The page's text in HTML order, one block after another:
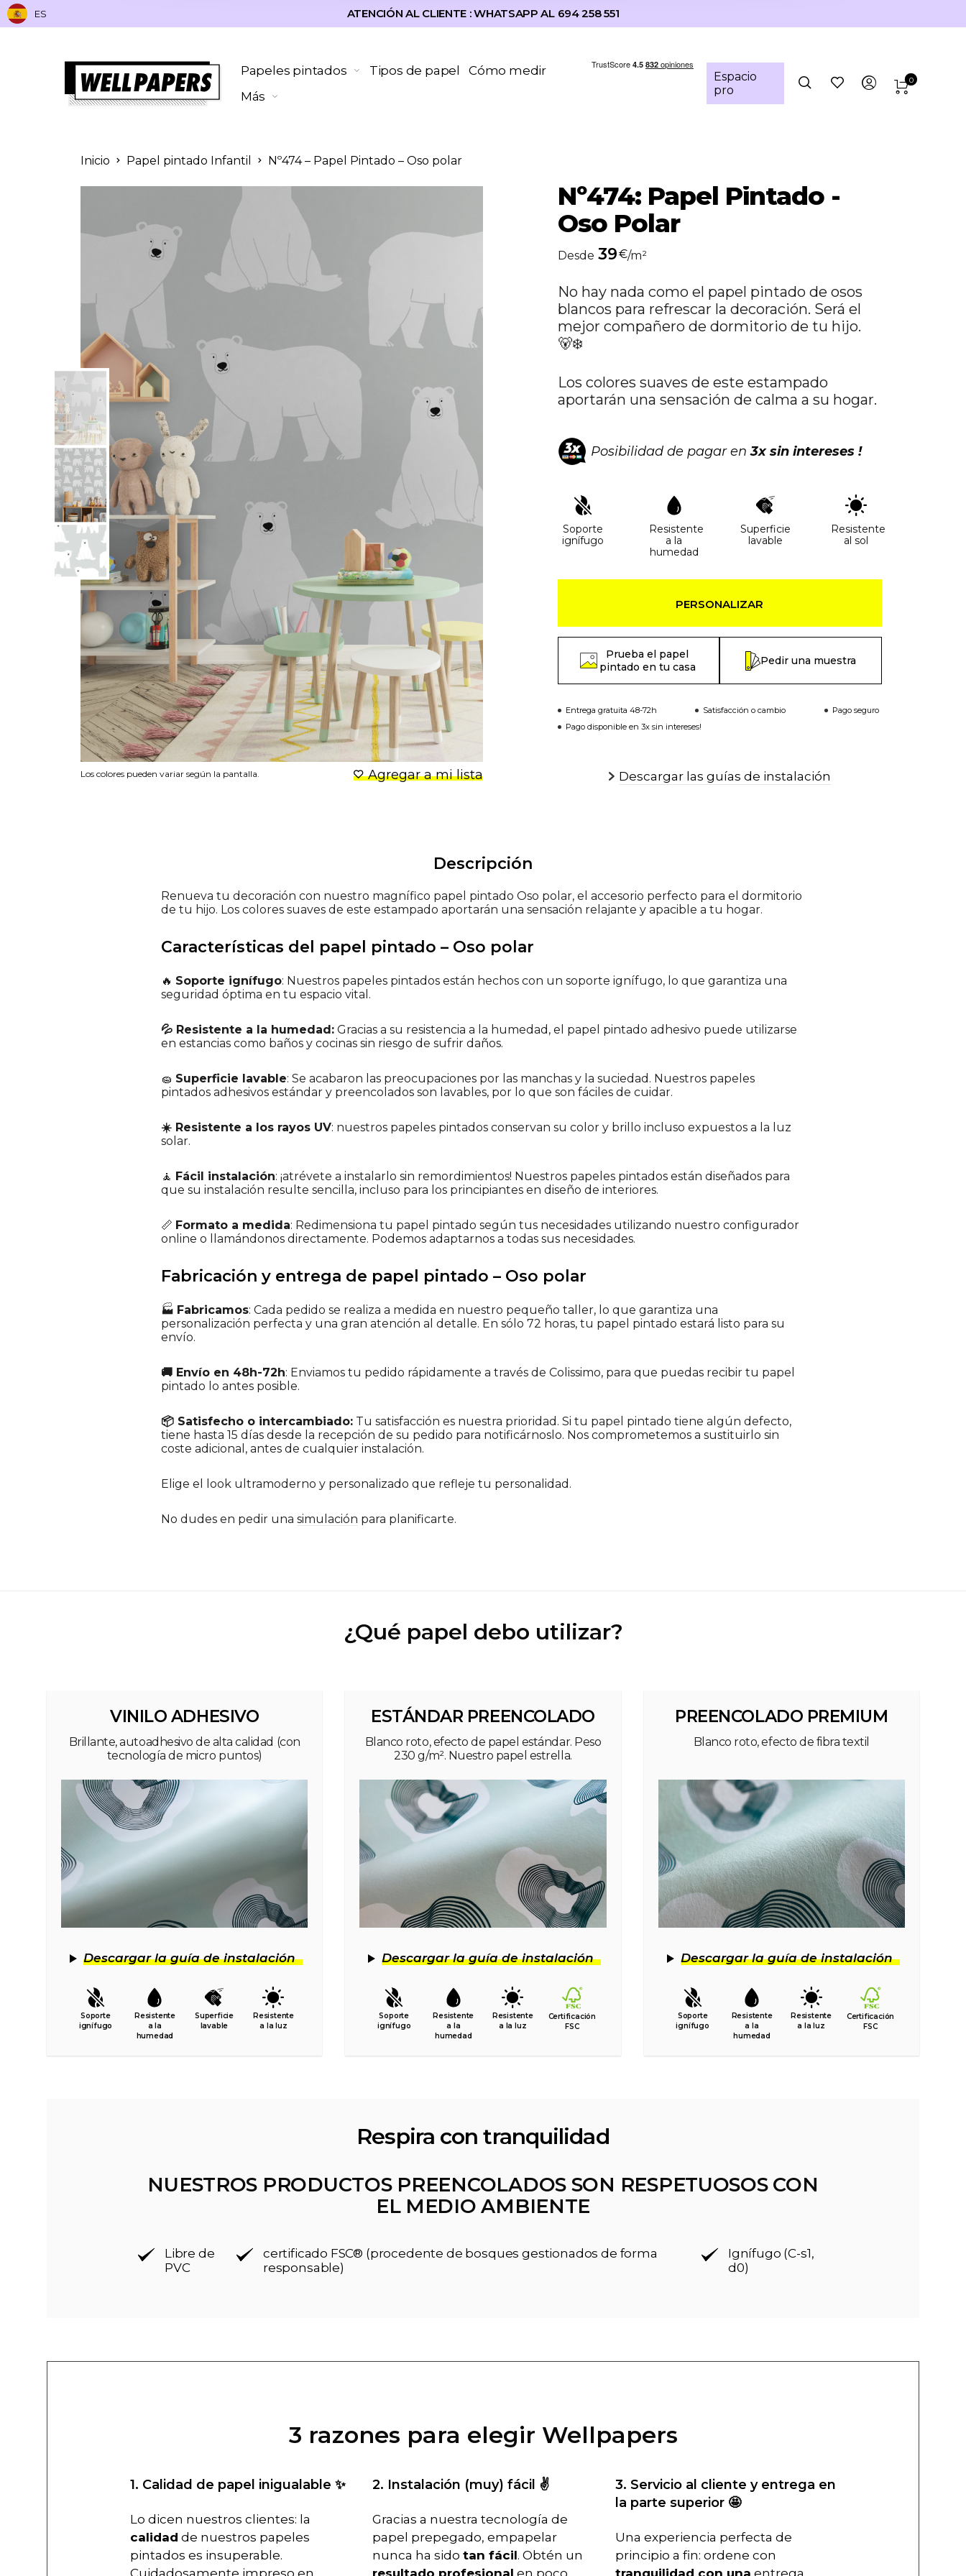
ES ATENCIÓN AL CLIENTE : WHATSAPP AL 694 258 551
Papeles pintados Tipos de papel
Cómo medir
Más
Espacio
pro
0
Inicio Papel pintado Infantil Nº474 – Papel Pintado – Oso polar
Los colores pueden variar según la pantalla. Agregar a mi lista
Nº474: Papel Pintado -
Oso Polar
Desde 39€/m²
No hay nada como el papel pintado de osos
blancos para refrescar la decoración. Será el
mejor compañero de dormitorio de tu hijo.
🐻‍❄️
Los colores suaves de este estampado
aportarán una sensación de calma a su hogar.
Posibilidad de pagar en3x sin intereses !
Soporte
ignífugo
Resistente
a la
humedad
Superficie
lavable
Resistente
al sol
PERSONALIZAR
Prueba el papel
pintado en tu casa
Pedir una muestra
Entrega gratuita 48-72h Satisfacción o cambio
Pago seguro
Pago disponible en 3x sin intereses!
Descargar las guías de instalación
Descripción
Renueva tu decoración con nuestro magnífico papel pintado Oso polar, el accesorio perfecto para el dormitorio
de tu hijo. Los colores suaves de este estampado aportarán una sensación relajante y apacible a tu hogar.
Características del papel pintado – Oso polar
🔥 Soporte ignífugo: Nuestros papeles pintados están hechos con un soporte ignífugo, lo que garantiza una
seguridad óptima en tu espacio vital.
💦 Resistente a la humedad: Gracias a su resistencia a la humedad, el papel pintado adhesivo puede utilizarse
en estancias como baños y cocinas sin riesgo de sufrir daños.
🧽 Superficie lavable: Se acabaron las preocupaciones por las manchas y la suciedad. Nuestros papeles
pintados adhesivos estándar y preencolados son lavables, por lo que son fáciles de cuidar.
☀️ Resistente a los rayos UV: nuestros papeles pintados conservan su color y brillo incluso expuestos a la luz
solar.
🧘 Fácil instalación: ¡atrévete a instalarlo sin remordimientos! Nuestros papeles pintados están diseñados para
que su instalación resulte sencilla, incluso para los principiantes en diseño de interiores.
📏 Formato a medida: Redimensiona tu papel pintado según tus necesidades utilizando nuestro configurador
online o llamándonos directamente. Podemos adaptarnos a todas sus necesidades.
Fabricación y entrega de papel pintado – Oso polar
🏭 Fabricamos: Cada pedido se realiza a medida en nuestro pequeño taller, lo que garantiza una
personalización perfecta y una gran atención al detalle. En sólo 72 horas, tu papel pintado estará listo para su
envío.
🚚 Envío en 48h-72h: Enviamos tu pedido rápidamente a través de Colissimo, para que puedas recibir tu papel
pintado lo antes posible.
📦 Satisfecho o intercambiado: Tu satisfacción es nuestra prioridad. Si tu papel pintado tiene algún defecto,
tiene hasta 15 días desde la recepción de su pedido para notificárnoslo. Nos comprometemos a sustituirlo sin
coste adicional, antes de cualquier instalación.
Elige el look ultramoderno y personalizado que refleje tu personalidad.
No dudes en pedir una simulación para planificarte.
¿Qué papel debo utilizar?
VINILO ADHESIVO
Brillante, autoadhesivo de alta calidad (con
tecnología de micro puntos)
Descargar la guía de instalación
Soporte
ignífugo
Resistente
a la
humedad
Superficie
lavable
Resistente
a la luz
ESTÁNDAR PREENCOLADO
Blanco roto, efecto de papel estándar. Peso
230 g/m². Nuestro papel estrella.
Descargar la guía de instalación
Soporte
ignífugo
Resistente
a la
humedad
Resistente
a la luz
Certificación
FSC
PREENCOLADO PREMIUM
Blanco roto, efecto de fibra textil
Descargar la guía de instalación
Soporte
ignífugo
Resistente
a la
humedad
Resistente
a la luz
Certificación
FSC
Respira con tranquilidad
NUESTROS PRODUCTOS PREENCOLADOS SON RESPETUOSOS CON
EL MEDIO AMBIENTE
Libre de
PVC
certificado FSC® (procedente de bosques gestionados de forma
responsable)
Ignífugo (C-s1,
d0)
3 razones para elegir Wellpapers
1. Calidad de papel inigualable ✨
Lo dicen nuestros clientes: la
calidad de nuestros papeles
pintados es insuperable.
2. Instalación (muy) fácil ✌️
Gracias a nuestra tecnología de
papel prepegado, empapelar
nunca ha sidotan fácil. Obtén un
3. Servicio al cliente y entrega en
la parte superior 🤩
Una experiencia perfecta de
principio a fin: ordene con